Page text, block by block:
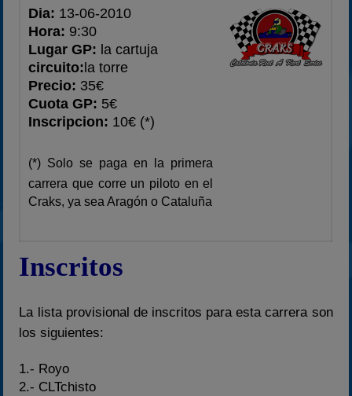
2020-2021
2022
Dia: 13-06-2010
Hora: 9:30
Lugar GP: la cartuja
circuito: la torre
Precio: 35€
Cuota GP: 5€
Inscripcion: 10€ (*)
(*) Solo se paga en la primera
carrera que corre un piloto en el
Craks, ya sea Aragón o Cataluña
Inscritos
La lista provisional de inscritos para esta carrera son
los siguientes:
1.- Royo
2.- CLTchisto